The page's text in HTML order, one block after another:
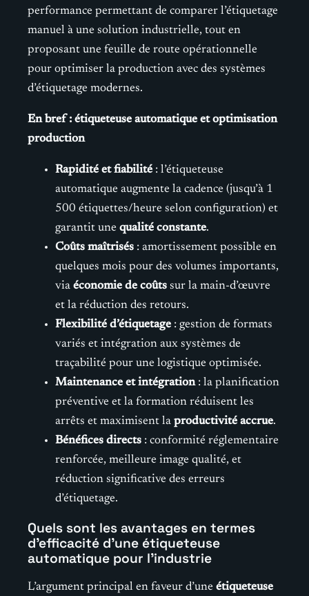
performance permettant de comparer l’étiquetage
manuel à une solution industrielle, tout en
proposant une feuille de route opérationnelle
pour optimiser la production avec des systèmes
d’étiquetage modernes.
En bref : étiqueteuse automatique et optimisation
production
Rapidité et fiabilité : l’étiqueteuse
automatique augmente la cadence (jusqu’à 1
500 étiquettes/heure selon configuration) et
garantit une qualité constante.
Coûts maîtrisés : amortissement possible en
quelques mois pour des volumes importants,
via économie de coûts sur la main-d’œuvre
et la réduction des retours.
Flexibilité d’étiquetage : gestion de formats
variés et intégration aux systèmes de
traçabilité pour une logistique optimisée.
Maintenance et intégration: la planification
préventive et la formation réduisent les
arrêts et maximisent la productivité accrue.
Bénéfices directs : conformité réglementaire
renforcée, meilleure image qualité, et
réduction significative des erreurs
d’étiquetage.
Quels sont les avantages en termes
d’efficacité d’une étiqueteuse
automatique pour l’industrie
L’argument principal en faveur d’une étiqueteuse